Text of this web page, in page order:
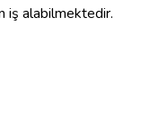
iş alabilmektedir.